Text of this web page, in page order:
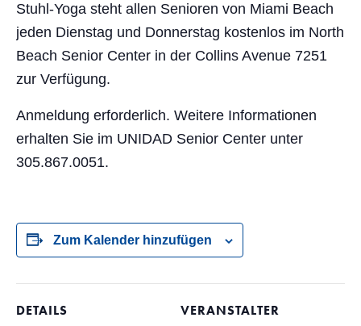
Stuhl-Yoga steht allen Senioren von Miami Beach
jeden Dienstag und Donnerstag kostenlos im North
Beach Senior Center in der Collins Avenue 7251
zur Verfügung.
Anmeldung erforderlich. Weitere Informationen
erhalten Sie im UNIDAD Senior Center unter
305.867.0051.
Zum Kalender hinzufügen
DETAILS VERANSTALTER